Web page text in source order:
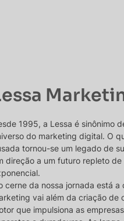
1995, a Lessa é sinônimo
do marketing digital. O
tornou-se um legado de
direção a um futuro repleto
cerne da nossa jornada está
vai além da criação de
que impulsiona as